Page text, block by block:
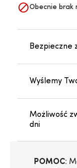
Obecnie brak
Bezpieczne
Wyślemy
Możliwość
dni
POMOC: